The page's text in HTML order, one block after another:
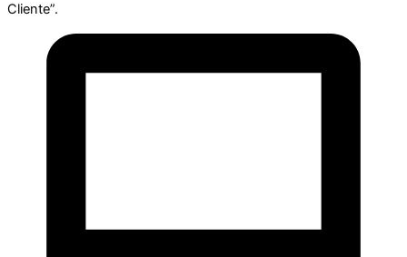
Cliente”.